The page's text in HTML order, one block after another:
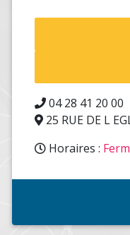
04 28 41 20 00
25 RUE DE L
Horaires :